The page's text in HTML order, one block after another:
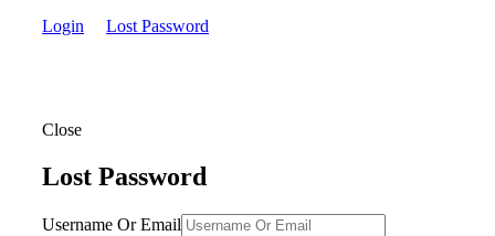
Login
Lost Password
Close
Lost Password
Username Or Email